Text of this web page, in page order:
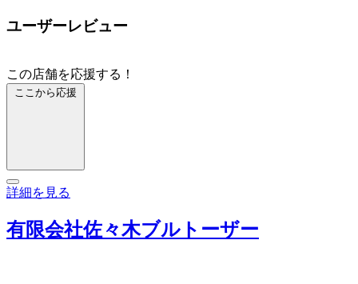
ユーザーレビュー
この店舗を応援する！
ここから応援
詳細を見る
有限会社佐々木ブルトーザー